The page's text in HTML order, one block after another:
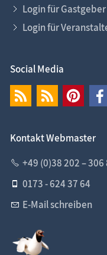
Login für Gastgeber
Login für
Social Media
Kontakt Webmaster
+49 (0)38 202 – 306
0173 - 624 37 64
E-Mail schreiben